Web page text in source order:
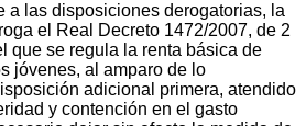
a las disposiciones derogatorias, la
el Real Decreto 1472/2007, de 2
que se regula la renta básica de
jóvenes, al amparo de lo
adicional primera, atendido
y contención en el gasto